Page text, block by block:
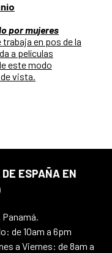
por mujeres
en pos de la
a películas
este modo
vista.
ESPAÑA EN
de 10am a 6pm
a Viernes: de 8am a